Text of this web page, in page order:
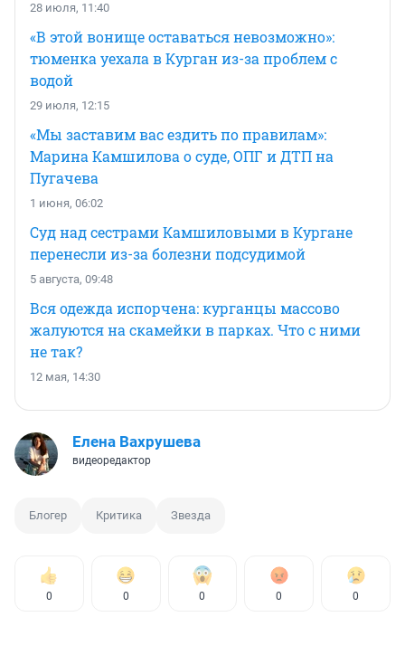
28 июля, 11:40
«В этой вонище оставаться невозможно»:
тюменка уехала в Курган из-за проблем с
водой
29 июля, 12:15
«Мы заставим вас ездить по правилам»:
Марина Камшилова о суде, ОПГ и ДТП на
Пугачева
1 июня, 06:02
Суд над сестрами Камшиловыми в Кургане
перенесли из-за болезни подсудимой
5 августа, 09:48
Вся одежда испорчена: курганцы массово
жалуются на скамейки в парках. Что с ними
не так?
12 мая, 14:30
Елена Вахрушева
видеоредактор
Блогер Критика Звезда
0 0 0 0 0